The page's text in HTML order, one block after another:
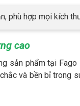
phù hợp mọi kích
cao
sản phẩm tại
và bền bỉ trong